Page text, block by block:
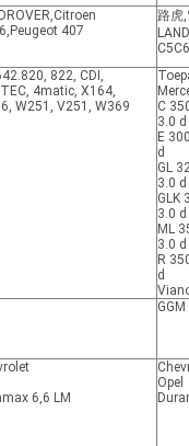
,Citroen
, Peugeot 407
路虎,
C5C6
822, CDI,
4matic, X164,
W251, V251, W369
C
3.0 d
E
d
GL
3.0 d
GLK
3.0 d
ML
3.0 d
R
d
GGM
6,6 LM
Opel